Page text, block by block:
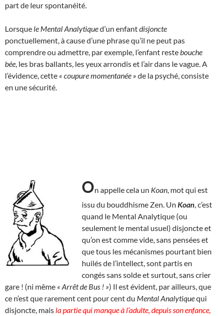
part de leur spontanéité.
Lorsque le Mental Analytiqued’un enfantdisjoncte
ponctuellement, à cause d’une phrase qu’il ne peut pas
comprendre ou admettre, par exemple, l’enfant reste bouche
bée , les bras ballants, les yeux arrondis et l’air dans le vague. A
l’évidence, cette « coupure momentanée » de la psyché, consiste
en une sécurité.
On appelle cela un Koan , mot qui est
issu du bouddhisme Zen. Un Koan , c’est
quand le Mental Analytique (ou
seulement le mental usuel) disjoncte et
qu’on est comme vide, sans pensées et
que tous les mécanismes pourtant bien
huilés de l’intellect, sont partis en
congés sans solde et surtout, sans crier
gare ! (ni même « Arrêt de Bus ! ») Il est évident, par ailleurs, que
ce n’est que rarement cent pour cent du Mental Analytiquequi
disjoncte, mais la partie qui manque à l’adulte, depuis son enfance,